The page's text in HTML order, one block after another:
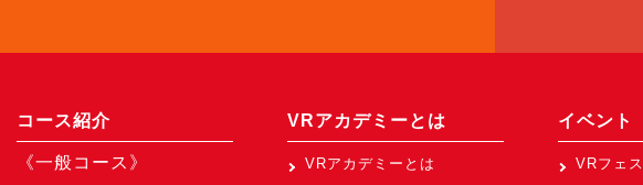
コース紹介
《一般コース》
VRアカデミーとは
VRアカデミーとは
イベント
VRフェス